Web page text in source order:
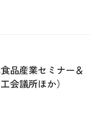
品産業セミナー＆
会議所ほか）